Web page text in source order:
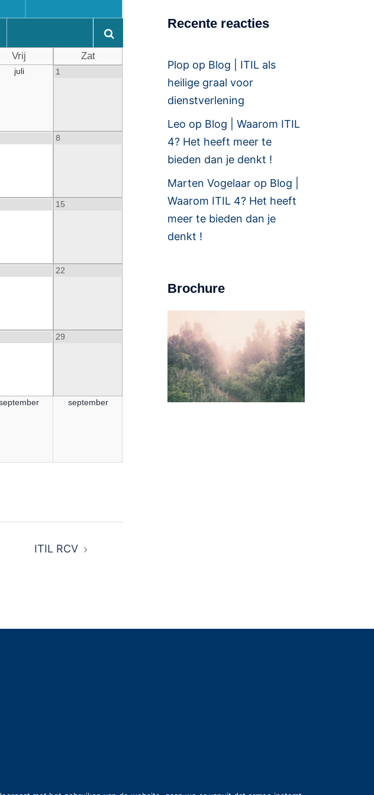
Vrij Zat
juli 1
8
15
22
29
september
ITIL RCV
Recente reacties
Plop op Blog | ITIL als
heilige graal voor
dienstverlening
Leo op Blog | Waarom ITIL
4? Het heeft meer te
bieden dan je denkt !
Marten Vogelaarop Blog |
Waarom ITIL 4? Het heeft
meer te bieden dan je
denkt !
Brochure